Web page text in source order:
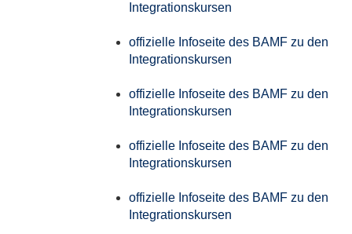
Integrationskursen
offizielle Infoseite des BAMF zu den
Integrationskursen
offizielle Infoseite des BAMF zu den
Integrationskursen
offizielle Infoseite des BAMF zu den
Integrationskursen
offizielle Infoseite des BAMF zu den
Integrationskursen